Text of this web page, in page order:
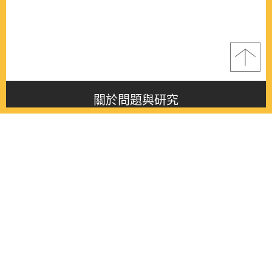
關於問題與研究
About this journal